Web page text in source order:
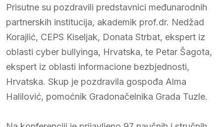
Prisutne su pozdravili predstavnici međunarodnih
partnerskih institucija, akademik prof.dr. Nedžad
Korajlić, CEPS Kiseljak, Donata Strbat, ekspert iz
oblasti cyber bullyinga, Hrvatska, te Petar Šagota,
ekspert iz oblasti informacione bezbjednosti,
Hrvatska. Skup je pozdravila gospođa Alma
Halilović, pomoćnik Gradonačelnika Grada Tuzle.